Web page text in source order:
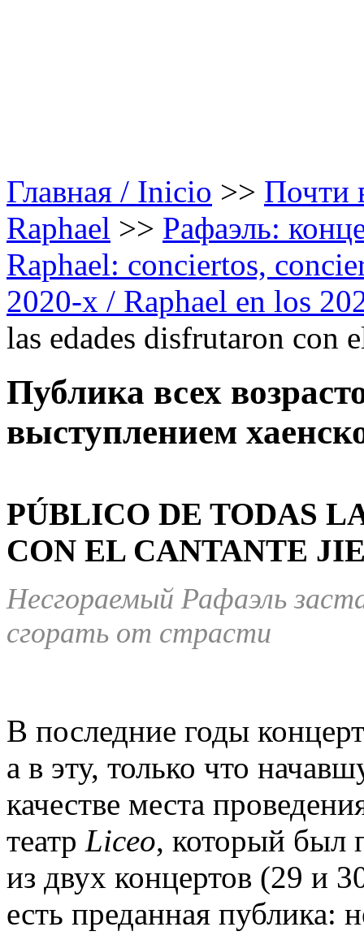
Главная / Inicio >> Почти
Raphael >> Рафаэль:
Raphael: conciertos,
2020-х / Raphael en los
las edades disfrutaron con
Публика всех
выступлением
PÚBLICO DE TODAS
CON EL CANTANTE
Несгораемый Рафаэль
сгорать от страсти
В последние годы
а в эту, только что
качестве места
театр Liceo, который был
из двух концертов (29 и
есть преданная публика: